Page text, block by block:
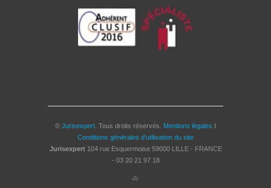
© Jurisexpert . Tous droits réservés. Mentions légales I
Conditions générales d'utilisation du site
Jurisexpert 104 rue Esquermoise 59000 LILLE - FRANCE
- 03 20 21 97 18